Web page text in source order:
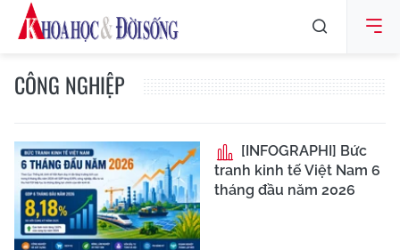
CÔNG NGHIỆP
[INFOGRAPHI] Bức
tranh kinh tế Việt Nam 6
tháng đầu năm 2026